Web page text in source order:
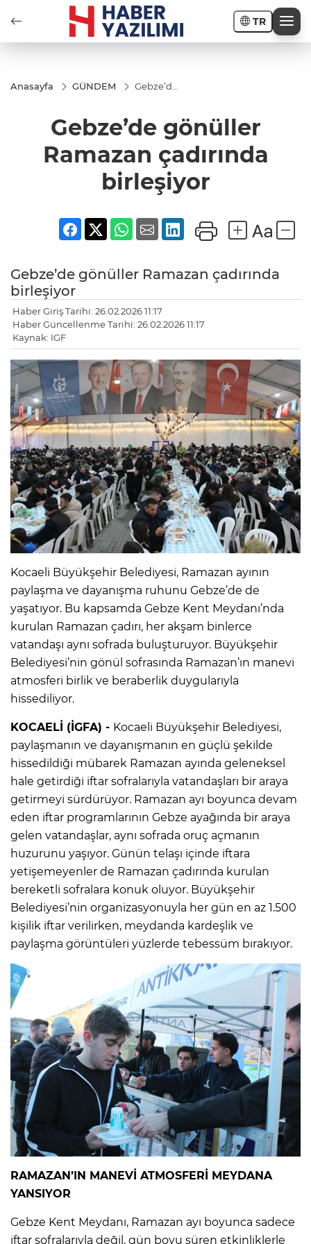
TR
Anasayfa GÜNDEM
Gebze’de
çadırında
birleşiyor
Gebze’de gönüller
Ramazan çadırında
birleşiyor
Gebze’de gönüller Ramazan çadırında
birleşiyor
Haber Giriş Tarihi: 26.02.2026 11:17
Haber Güncellenme Tarihi: 26.02.2026 11:17
Kaynak: IGF
Kocaeli Büyükşehir Belediyesi, Ramazan ayının
paylaşma ve dayanışma ruhunu Gebze’de de
yaşatıyor. Bu kapsamda Gebze Kent Meydanı’nda
kurulan Ramazan çadırı, her akşam binlerce
vatandaşı aynı sofrada buluşturuyor. Büyükşehir
Belediyesi’nin gönül sofrasında Ramazan’ın manevi
atmosferi birlik ve beraberlik duygularıyla
hissediliyor.
KOCAELİ (İGFA) - Kocaeli Büyükşehir Belediyesi,
paylaşmanın ve dayanışmanın en güçlü şekilde
hissedildiği mübarek Ramazan ayında geleneksel
hale getirdiği iftar sofralarıyla vatandaşları bir araya
getirmeyi sürdürüyor. Ramazan ayı boyunca devam
eden iftar programlarının Gebze ayağında bir araya
gelen vatandaşlar, aynı sofrada oruç açmanın
huzurunu yaşıyor. Günün telaşı içinde iftara
yetişemeyenler de Ramazan çadırında kurulan
bereketli sofralara konuk oluyor. Büyükşehir
Belediyesi’nin organizasyonuyla her gün en az 1.500
kişilik iftar verilirken, meydanda kardeşlik ve
paylaşma görüntüleri yüzlerde tebessüm bırakıyor.
RAMAZAN’IN MANEVİ ATMOSFERİ MEYDANA
YANSIYOR
Gebze Kent Meydanı, Ramazan ayı boyunca sadece
iftar sofralarıyla değil, gün boyu süren etkinliklerle